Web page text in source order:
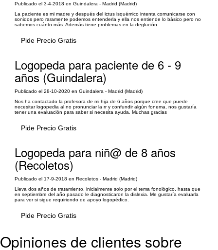
Publicado el 3-4-2018 en Guindalera - Madrid (Madrid)
La paciente es mi madre y después del ictus isquémico intenta comunicarse con
sonidos pero raramente podemos entenderla y ella nos entiende lo básico pero no
sabemos cuánto más. Además tiene problemas en la deglución
Pide Precio Gratis
Logopeda para paciente de 6 - 9
años (Guindalera)
Publicado el 28-10-2020 en Guindalera - Madrid (Madrid)
Nos ha contactado la profesora de mi hija de 6 años porque cree que puede
necesitar logopedia al no pronunciar la rr y confundir algún fonema, nos gustaría
tener una evaluación para saber si necesita ayuda. Muchas gracias
Pide Precio Gratis
Logopeda para niñ@ de 8 años
(Recoletos)
Publicado el 17-9-2018 en Recoletos - Madrid (Madrid)
Lleva dos años de tratamiento, inicialmente solo por el tema fonológico, hasta que
en septiembre del año pasado le diagnosticaron la dislexia. Me gustaría evaluarla
para ver si sigue requiriendo de apoyo logopédico.
Pide Precio Gratis
Opiniones de clientes sobre